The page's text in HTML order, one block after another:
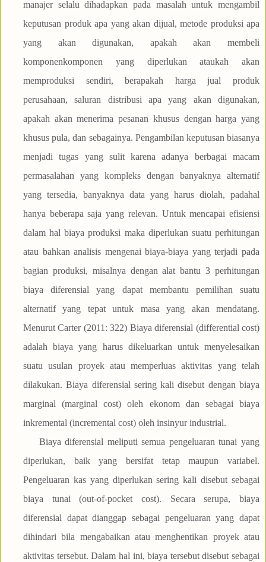
manajer selalu dihadapkan pada masalah untuk mengambil
keputusan produk apa yang akan dijual, metode produksi apa
yang akan digunakan, apakah akan membeli
komponenkomponen yang diperlukan ataukah akan
memproduksi sendiri, berapakah harga jual produk
perusahaan, saluran distribusi apa yang akan digunakan,
apakah akan menerima pesanan khusus dengan harga yang
khusus pula, dan sebagainya. Pengambilan keputusan biasanya
menjadi tugas yang sulit karena adanya berbagai macam
permasalahan yang kompleks dengan banyaknya alternatif
yang tersedia, banyaknya data yang harus diolah, padahal
hanya beberapa saja yang relevan. Untuk mencapai efisiensi
dalam hal biaya produksi maka diperlukan suatu perhitungan
atau bahkan analisis mengenai biaya-biaya yang terjadi pada
bagian produksi, misalnya dengan alat bantu 3 perhitungan
biaya diferensial yang dapat membantu pemilihan suatu
alternatif yang tepat untuk masa yang akan mendatang.
Menurut Carter (2011: 322) Biaya diferensial (differential cost)
adalah biaya yang harus dikeluarkan untuk menyelesaikan
suatu usulan proyek atau memperluas aktivitas yang telah
dilakukan. Biaya diferensial sering kali disebut dengan biaya
marginal (marginal cost) oleh ekonom dan sebagai biaya
inkremental (incremental cost) oleh insinyur industrial.
Biaya diferensial meliputi semua pengeluaran tunai yang
diperlukan, baik yang bersifat tetap maupun variabel.
Pengeluaran kas yang diperlukan sering kali disebut sebagai
biaya tunai (out-of-pocket cost). Secara serupa, biaya
diferensial dapat dianggap sebagai pengeluaran yang dapat
dihindari bila mengabaikan atau menghentikan proyek atau
aktivitas tersebut. Dalam hal ini, biaya tersebut disebut sebagai